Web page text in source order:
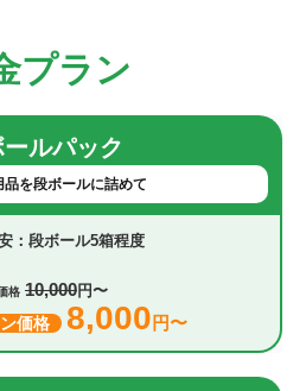
プラン
ルパック
品を段ボールに詰めて
段ボール5箱程度
格 10,000円〜
価格 8,000 円〜